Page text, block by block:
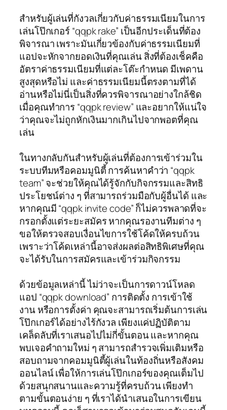
สำหรับผู้เล่นที่กังวลเกี่ยวกับค่าธรรมเนียมในการ
เล่นโป๊กเกอร์ “qqpk rake” เป็นอีกประเด็นที่ต้อง
พิจารณา เพราะมันเกี่ยวข้องกับค่าธรรมเนียมที่
แอปจะหักจากยอดเงินที่คุณเล่น สิ่งที่ต้องเช็คคือ
อัตราค่าธรรมเนียมที่แต่ละโต๊ะกำหนด มีเพดาน
สูงสุดหรือไม่ และค่าธรรมเนียมนี้ตรงตามที่ได้
อ่านหรือไม่นี่เป็นสิ่งที่ควรพิจารณาอย่างใกล้ชิด
เมื่อคุณทำการ “qqpk review” และอยากให้แน่ใจ
ว่าคุณจะไม่ถูกหักเงินมากเกินไปจากพอตที่คุณ
เล่น
ในทางกลับกันสำหรับผู้เล่นที่ต้องการเข้าร่วมใน
ระบบทีมหรือคอมมูนิตี้ การค้นหาคำว่า “qqpk
team” จะช่วยให้คุณได้รู้จักกับกิจกรรมและสิทธิ
ประโยชน์ต่าง ๆ ที่สามารถร่วมมือกับผู้อื่นได้ และ
หากคุณมี “qqpk invite code” ก็ไม่ควรพลาดที่จะ
กรอกตั้งแต่ระยะสมัคร หากคุณรองานทีมต่าง ๆ
ขอให้ตรวจสอบเงื่อนไขการใช้โค้ดให้ครบถ้วน
เพราะว่าโค้ดเหล่านี้อาจส่งผลต่อสิทธิพิเศษที่คุณ
จะได้รับในการสมัครและเข้าร่วมกิจกรรม
ด้วยข้อมูลเหล่านี้ ไม่ว่าจะเป็นการดาวน์โหลด
แอป “qqpk download” การติดตั้ง การเข้าใช้
งาน หรือการตั้งค่า คุณจะสามารถเริ่มต้นการเล่น
โป๊กเกอร์ได้อย่างไร้กังวล เพียงแค่ปฏิบัติตาม
เคล็ดลับที่เราเสนอไปไม่กี่ขั้นตอน และหากคุณ
พบเจอคำถามใหม่ ๆ สามารถสำรวจเพิ่มเติมหรือ
สอบถามจากคอมมูนิตี้ผู้เล่นในท้องถิ่นหรือสังคม
ออนไลน์ เพื่อให้การเล่นโป๊กเกอร์ของคุณเต็มไป
ด้วยสนุกสนานและความรู้ที่ครบถ้วน เพียงทำ
ตามขั้นตอนง่าย ๆ ที่เราได้นำเสนอในการเขียน